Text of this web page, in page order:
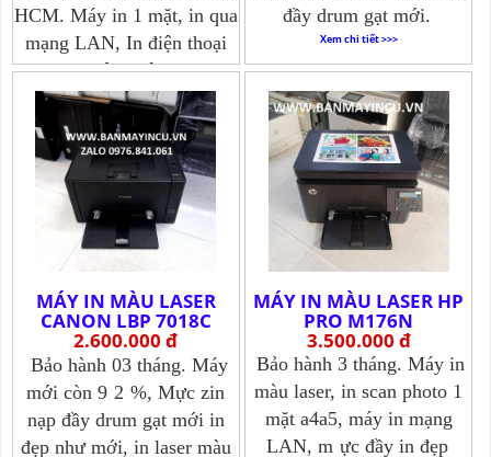
HCM. Máy in 1 mặt, in qua
mạng LAN, In điện thoại
không dây
Xem chi tiết >>>
đầy drum gạt mới.
Xem chi tiết >>>
MÁY IN MÀU LASER
CANON LBP 7018C
2.600.000 đ
Bảo hành 03 tháng. Máy
mới còn 9 2 %, Mực zin
nạp đầy drum gạt mới in
đẹp như mới, in laser màu
MÁY IN MÀU LASER HP
PRO M176N
3.500.000 đ
Bảo hành 3 tháng. Máy in
màu laser, in scan photo 1
mặt a4a5, máy in mạng
LAN, m ực đầy in đẹp